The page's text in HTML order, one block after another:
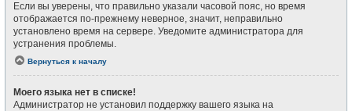
Если вы уверены, что правильно указали часовой пояс, но время
отображается по-прежнему неверное, значит, неправильно
установлено время на сервере. Уведомите администратора для
устранения проблемы.
Вернуться к началу
Моего языка нет в списке!
Администратор не установил поддержку вашего языка на